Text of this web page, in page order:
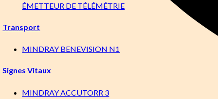
ÉMETTEUR DE TÉLÉMÉTRIE
Transport
MINDRAY BENEVISION N1
Signes Vitaux
MINDRAY ACCUTORR 3